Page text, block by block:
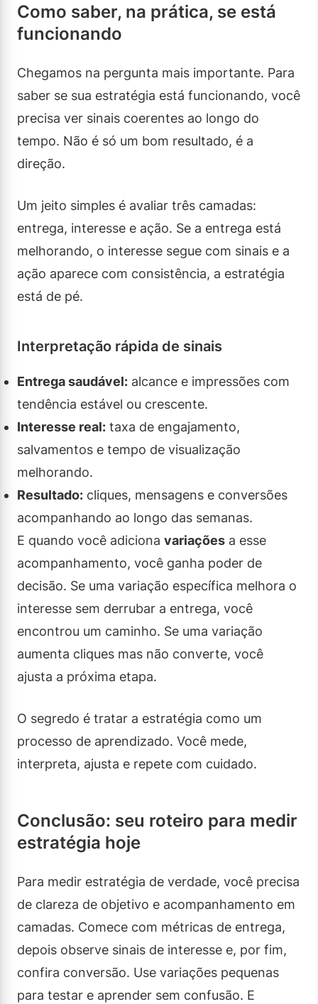
Como saber, na prática, se está
funcionando
Chegamos na pergunta mais importante. Para
saber se sua estratégia está funcionando, você
precisa ver sinais coerentes ao longo do
tempo. Não é só um bom resultado, é a
direção.
Um jeito simples é avaliar três camadas:
entrega, interesse e ação. Se a entrega está
melhorando, o interesse segue com sinais e a
ação aparece com consistência, a estratégia
está de pé.
Interpretação rápida de sinais
Entrega saudável: alcance e impressões com
tendência estável ou crescente.
Interesse real: taxa de engajamento,
salvamentos e tempo de visualização
melhorando.
Resultado: cliques, mensagens e conversões
acompanhando ao longo das semanas.
E quando você adiciona variações a esse
acompanhamento, você ganha poder de
decisão. Se uma variação específica melhora o
interesse sem derrubar a entrega, você
encontrou um caminho. Se uma variação
aumenta cliques mas não converte, você
ajusta a próxima etapa.
O segredo é tratar a estratégia como um
processo de aprendizado. Você mede,
interpreta, ajusta e repete com cuidado.
Conclusão: seu roteiro para medir
estratégia hoje
Para medir estratégia de verdade, você precisa
de clareza de objetivo e acompanhamento em
camadas. Comece com métricas de entrega,
depois observe sinais de interesse e, por fim,
confira conversão. Use variações pequenas
para testar e aprender sem confusão. E